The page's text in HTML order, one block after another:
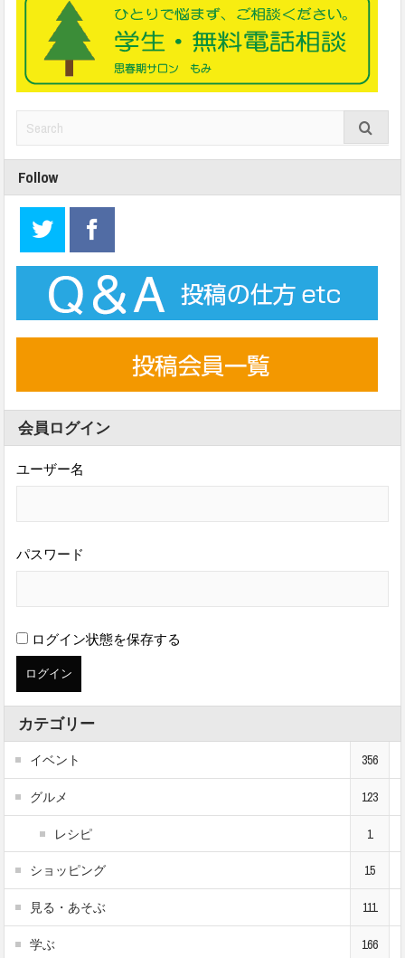
Follow
会員ログイン
ユーザー名
パスワード
ログイン状態を保存する
カテゴリー
イベント 356
グルメ 123
レシピ 1
ショッピング 15
見る・あそぶ 111
学ぶ 166